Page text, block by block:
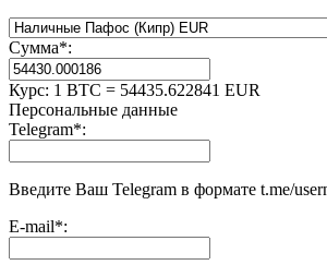
Сумма*:
Курс: 1 BTC = 54435.622841 EUR
Персональные данные
Telegram*:
Введите Ваш Telegram в формате t.me/
E-mail*: